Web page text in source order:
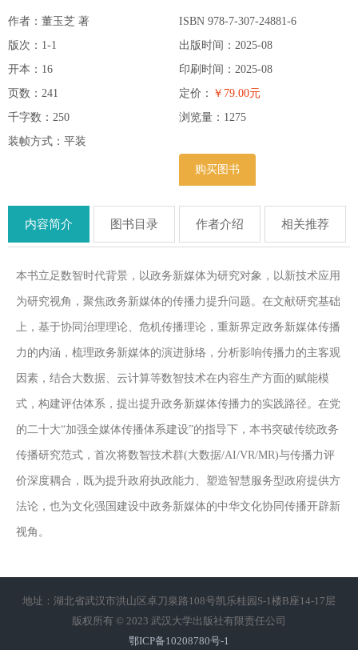
作者：董玉芝 著
版次：1-1
开本：16
页数：241
千字数：250
装帧方式：平装
ISBN 978-7-307-24881-6
出版时间：2025-08
印刷时间：2025-08
定价： ￥79.00元
浏览量： 1275
购买图书
内容简介 图书目录 作者介绍 相关推荐
本书立足数智时代背景，以政务新媒体为研究对象，以新技术应用
为研究视角，聚焦政务新媒体的传播力提升问题。在文献研究基础
上，基于协同治理理论、危机传播理论，重新界定政务新媒体传播
力的内涵，梳理政务新媒体的演进脉络，分析影响传播力的主客观
因素，结合大数据、云计算等数智技术在内容生产方面的赋能模
式，构建评估体系，提出提升政务新媒体传播力的实践路径。在党
的二十大“加强全媒体传播体系建设”的指导下，本书突破传统政务
传播研究范式，首次将数智技术群(大数据/AI/VR/MR)与传播力评
价深度耦合，既为提升政府执政能力、塑造智慧服务型政府提供方
法论，也为文化强国建设中政务新媒体的中华文化协同传播开辟新
视角。
地址：湖北省武汉市洪山区卓刀泉路108号凯乐桂园S-1楼B座14-17层
版权所有 © 2023 武汉大学出版社有限责任公司
鄂ICP备10208780号-1